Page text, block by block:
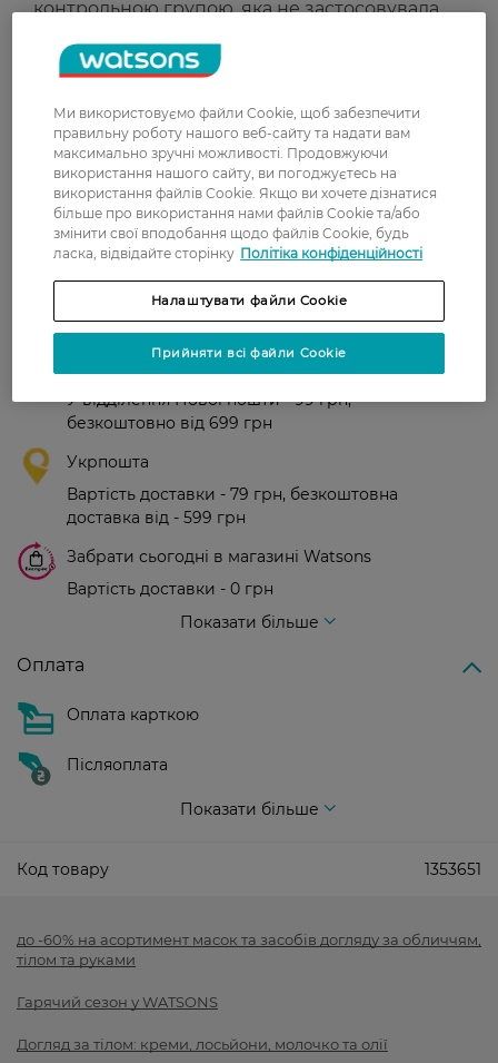
контрольною групою, яка не застосовувала
**Там, де існують відповідні умови.
Рейтинг та відгуки
0
З 0 відгуків
0 відгуків
Доставка
У відділення Нової пошти - 99 грн,
безкоштовно від 699 грн
Укрпошта
Вартість доставки - 79 грн, безкоштовна
доставка від - 599 грн
Забрати сьогодні в магазині Watsons
Вартість доставки - 0 грн
Показати більше
Оплата
Оплата карткою
Післяоплата
Показати більше
Код товару 1353651
до -60% на асортимент масок та засобів догляду за обличчям,
тілом та руками
Гарячий сезон у WATSONS
Догляд за тілом: креми, лосьйони, молочко та олії
Ми використовуємо файли Cookie, щоб забезпечити
правильну роботу нашого веб-сайту та надати вам
максимально зручні можливості. Продовжуючи
використання нашого сайту, ви погоджуєтесь на
використання файлів Cookie. Якщо ви хочете дізнатися
більше про використання нами файлів Cookie та/або
змінити свої вподобання щодо файлів Cookie, будь
ласка, відвідайте сторінку Політіка конфіденційності
Налаштувати файли Cookie
Прийняти всі файли Cookie